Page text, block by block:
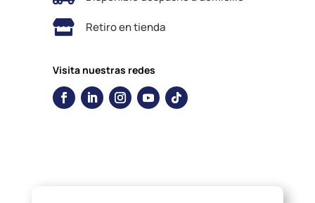
 Retiro en tienda
Visita nuestras redes